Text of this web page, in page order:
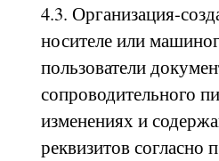
4.3. Организация-
носителе или
пользователи
сопроводительного
изменениях и
реквизитов